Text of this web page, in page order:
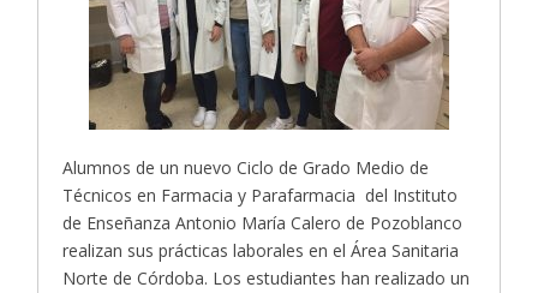
Alumnos de un nuevo Ciclo de Grado Medio de
Técnicos en Farmacia y Parafarmacia del Instituto
de Enseñanza Antonio María Calero de Pozoblanco
realizan sus prácticas laborales en el Área Sanitaria
Norte de Córdoba. Los estudiantes han realizado un